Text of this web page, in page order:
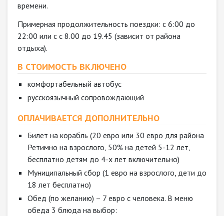
времени.
Примерная продолжительность поездки: с 6:00 до
22:00 или с с 8.00 до 19.45 (зависит от района
отдыха).
В СТОИМОСТЬ ВКЛЮЧЕНО
комфортабельный автобус
русскоязычный сопровождающий
ОПЛАЧИВАЕТСЯ ДОПОЛНИТЕЛЬНО
Билет на корабль (20 евро или 30 евро для района
Ретимно на взрослого, 50% на детей 5-12 лет,
бесплатно детям до 4-х лет включительно)
Муниципальный сбор (1 евро на взрослого, дети до
18 лет бесплатно)
Обед (по желанию) – 7 евро с человека. В меню
обеда 3 блюда на выбор: